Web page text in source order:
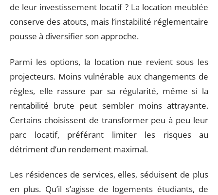
de leur investissement locatif ? La location meublée
conserve des atouts, mais l’instabilité réglementaire
pousse à diversifier son approche.
Parmi les options, la location nue revient sous les
projecteurs. Moins vulnérable aux changements de
règles, elle rassure par sa régularité, même si la
rentabilité brute peut sembler moins attrayante.
Certains choisissent de transformer peu à peu leur
parc locatif, préférant limiter les risques au
détriment d’un rendement maximal.
Les résidences de services, elles, séduisent de plus
en plus. Qu’il s’agisse de logements étudiants, de